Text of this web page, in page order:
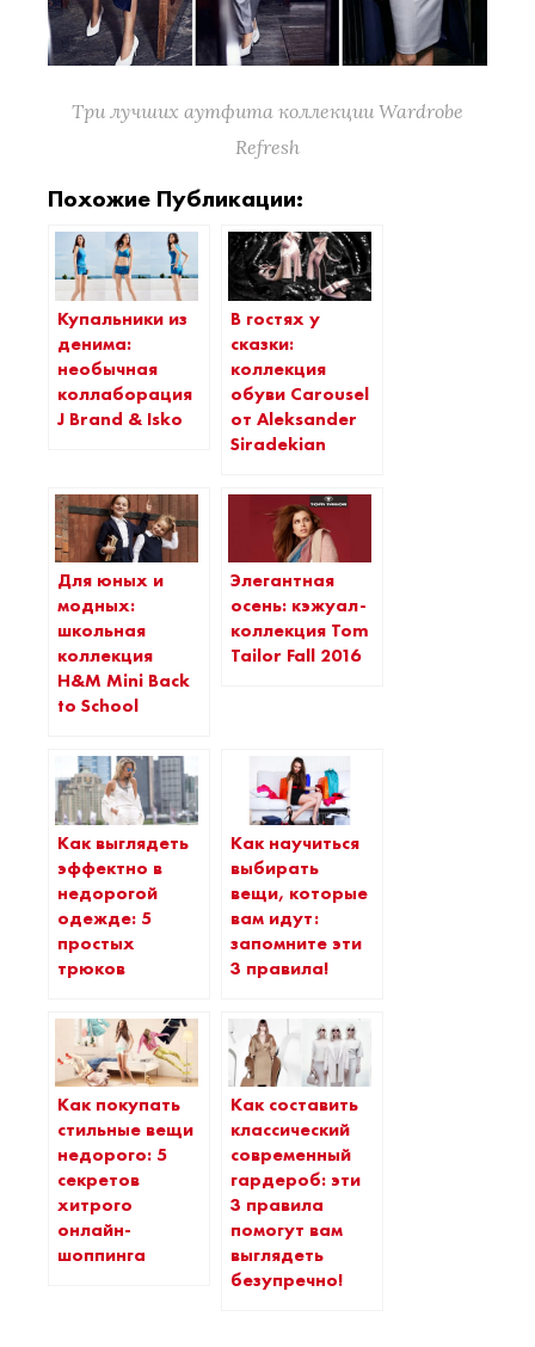
Три лучших аутфита коллекции Wardrobe
Refresh
Похожие Публикации:
Купальники из
денима:
необычная
коллаборация
J Brand & Iskо
В гостях у
сказки:
коллекция
обуви Carousel
от Aleksander
Siradekian
Для юных и
модных:
школьная
коллекция
H&M Mini Back
to School
Элегантная
осень: кэжуал-
коллекция Tom
Tailor Fall 2016
Как выглядеть
эффектно в
недорогой
одежде: 5
простых
трюков
Как научиться
выбирать
вещи, которые
вам идут:
запомните эти
3 правила!
Как покупать
стильные вещи
недорого: 5
секретов
хитрого
онлайн-
шоппинга
Как составить
классический
современный
гардероб: эти
3 правила
помогут вам
выглядеть
безупречно!